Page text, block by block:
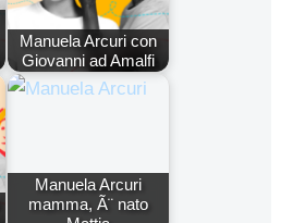
Manuela Arcuri con
Giovanni ad Amalfi
Manuela Arcuri
mamma, Ã¨ nato